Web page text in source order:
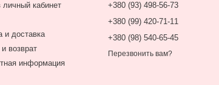
личный кабинет
и доставка
возврат
информация
+380 (93) 498-56-73
+380 (99) 420-71-11
+380 (98) 540-65-45
Перезвонить вам?